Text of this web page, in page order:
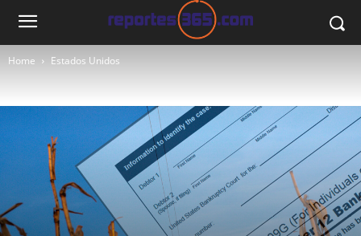
Home Estados Unidos